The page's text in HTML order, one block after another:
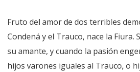
Fruto del amor de dos terribles
Condená y el Trauco, nace la Fiura.
su amante, y cuando la pasión
hijos varones iguales al Trauco, o